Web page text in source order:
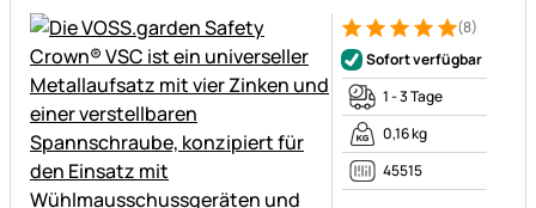
Bewertung: 5 von 5 (8
8 Bewertungen
(8)
Sofort verfügbar
1 - 3 Tage
0,16 kg
45515